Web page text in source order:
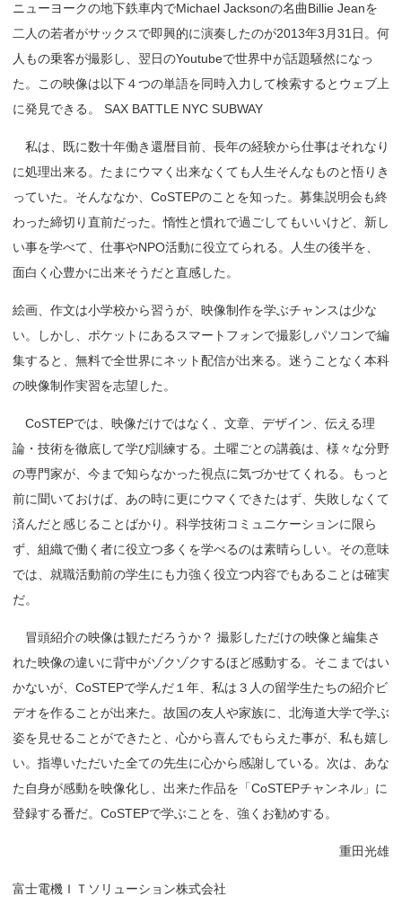
ニューヨークの地下鉄車内でMichael Jacksonの名曲Billie Jeanを
二人の若者がサックスで即興的に演奏したのが2013年3月31日。何
人もの乗客が撮影し、翌日のYoutubeで世界中が話題騒然になっ
た。この映像は以下４つの単語を同時入力して検索するとウェブ上
に発見できる。 SAX BATTLE NYC SUBWAY
私は、既に数十年働き還暦目前、長年の経験から仕事はそれなり
に処理出来る。たまにウマく出来なくても人生そんなものと悟りき
っていた。そんななか、CoSTEPのことを知った。募集説明会も終
わった締切り直前だった。惰性と慣れで過ごしてもいいけど、新し
い事を学べて、仕事やNPO活動に役立てられる。人生の後半を、
面白く心豊かに出来そうだと直感した。
絵画、作文は小学校から習うが、映像制作を学ぶチャンスは少な
い。しかし、ポケットにあるスマートフォンで撮影しパソコンで編
集すると、無料で全世界にネット配信が出来る。迷うことなく本科
の映像制作実習を志望した。
CoSTEPでは、映像だけではなく、文章、デザイン、伝える理
論・技術を徹底して学び訓練する。土曜ごとの講義は、様々な分野
の専門家が、今まで知らなかった視点に気づかせてくれる。もっと
前に聞いておけば、あの時に更にウマくできたはず、失敗しなくて
済んだと感じることばかり。科学技術コミュニケーションに限ら
ず、組織で働く者に役立つ多くを学べるのは素晴らしい。その意味
では、就職活動前の学生にも力強く役立つ内容でもあることは確実
だ。
冒頭紹介の映像は観ただろうか？ 撮影しただけの映像と編集さ
れた映像の違いに背中がゾクゾクするほど感動する。そこまではい
かないが、CoSTEPで学んだ１年、私は３人の留学生たちの紹介ビ
デオを作ることが出来た。故国の友人や家族に、北海道大学で学ぶ
姿を見せることができたと、心から喜んでもらえた事が、私も嬉し
い。指導いただいた全ての先生に心から感謝している。次は、あな
た自身が感動を映像化し、出来た作品を「CoSTEPチャンネル」に
登録する番だ。CoSTEPで学ぶことを、強くお勧めする。
重田光雄
富士電機ＩＴソリューション株式会社